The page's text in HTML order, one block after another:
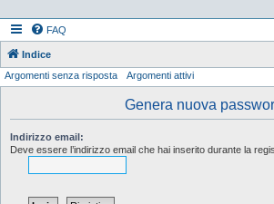
FAQ
Indice
Argomenti senza risposta Argomenti attivi
Genera nuova
Indirizzo email:
Deve essere l’indirizzo email che hai inserito durante la